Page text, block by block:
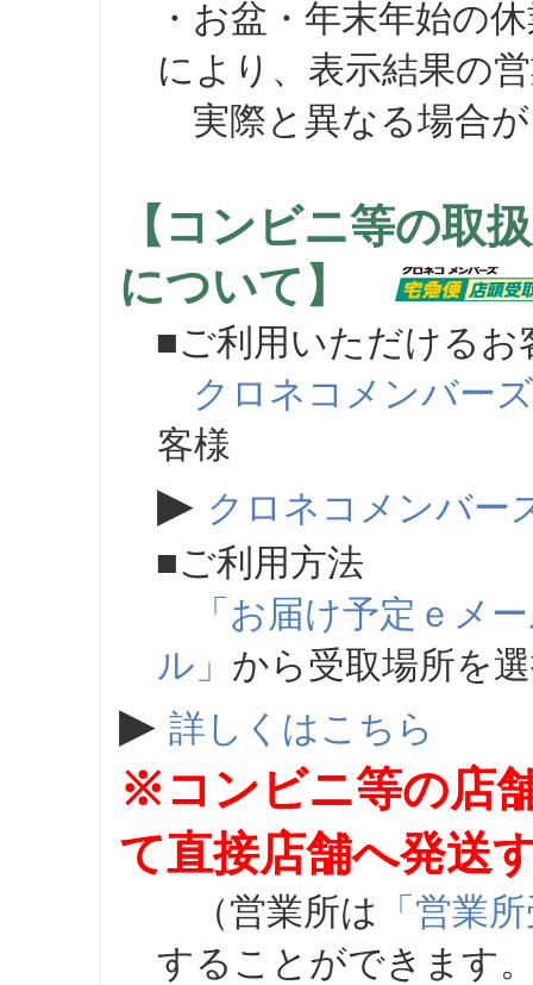
・お盆・年末年始の
により、表示結果の
実際と異なる場合が
【コンビニ等の取
について】
■ご利用いただけるお
クロネコメンバーズ
客様
▶ クロネコメンバー
■ご利用方法
「お届け予定ｅメ
ル」 から受取場所を
▶ 詳しくはこちら
※コンビニ等の店
て直接店舗へ発送
（営業所は 「営業
することができます